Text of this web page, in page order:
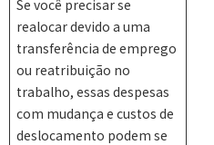
Se você precisar se
realocar devido a uma
transferência de emprego
ou reatribuição no
trabalho, essas despesas
com mudança e custos de
deslocamento podem se